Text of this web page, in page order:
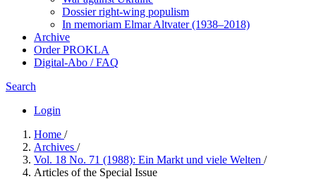
Dossier right-wing populism
In me­mo­ri­am Elmar Altvater (1938–2018)
Archive
Order PROKLA
Digital-Abo / FAQ
Search
Login
Home /
Archives /
Vol. 18 No. 71 (1988): Ein Markt und viele Welten /
Articles of the Special Issue